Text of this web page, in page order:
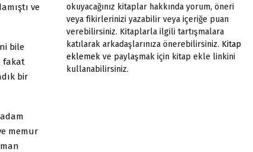
ve
bile
fakat
bir
memur
okuyacağınız kitaplar hakkında yorum, öneri
veya fikirlerinizi yazabilir veya içeriğe puan
verebilirsiniz. Kitaplarla ilgili tartışmalara
katılarak arkadaşlarınıza önerebilirsiniz. Kitap
eklemek ve paylaşmak için kitap ekle linkini
kullanabilirsiniz.